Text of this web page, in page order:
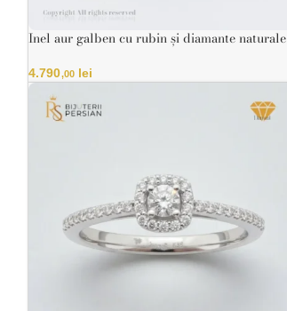
Inel aur galben cu rubin și diamante naturale
4.790,00lei